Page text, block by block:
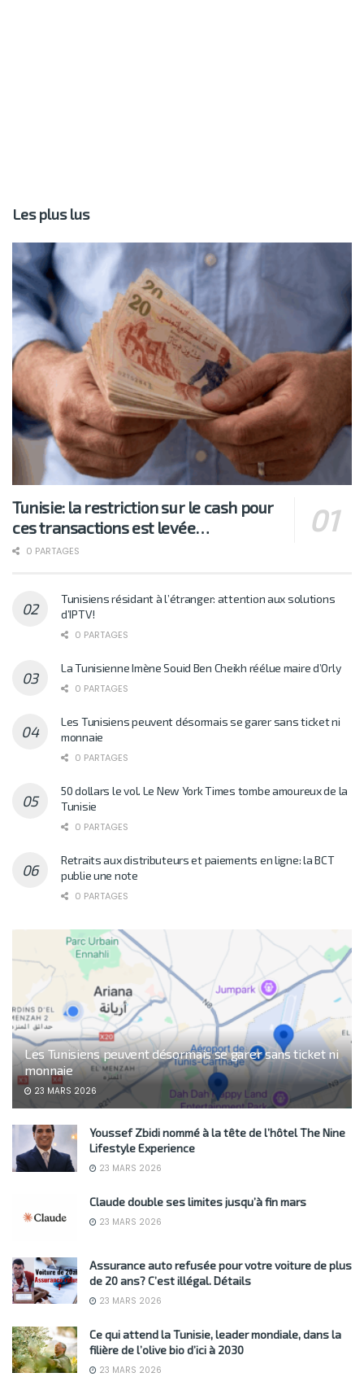
Les plus lus
Tunisie: la restriction sur le cash pour
ces transactions est levée…
0 PARTAGES
Tunisiens résidant à l’étranger: attention aux solutions
d’IPTV!
0 PARTAGES
La Tunisienne Imène Souid Ben Cheikh réélue maire d’Orly
0 PARTAGES
Les Tunisiens peuvent désormais se garer sans ticket ni
monnaie
0 PARTAGES
50 dollars le vol. Le New York Times tombe amoureux de la
Tunisie
0 PARTAGES
Retraits aux distributeurs et paiements en ligne: la BCT
publie une note
0 PARTAGES
Les Tunisiens peuvent désormais se garer sans ticket ni
monnaie
23 MARS 2026
Youssef Zbidi nommé à la tête de l’hôtel The Nine
Lifestyle Experience
23 MARS 2026
Claude double ses limites jusqu’à fin mars
23 MARS 2026
Assurance auto refusée pour votre voiture de plus
de 20 ans? C’est illégal. Détails
23 MARS 2026
Ce qui attend la Tunisie, leader mondiale, dans la
filière de l’olive bio d’ici à 2030
23 MARS 2026